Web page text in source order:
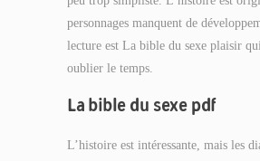
personnages manquent de
lecture est La bible du sexe plaisir
oublier le temps.
La bible du sexe pdf
L’histoire est intéressante, mais les